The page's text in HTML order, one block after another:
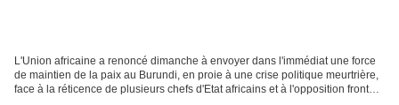
L'Union africaine a renoncé dimanche à envoyer dans l'immédiat une force
de maintien de la paix au Burundi, en proie à une crise politique meurtrière,
face à la réticence de plusieurs chefs d'Etat africains et à l'opposition frontale